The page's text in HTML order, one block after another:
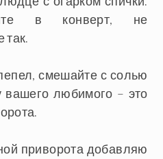
в конверт, не
так.
смешайте с солью
вашего любимого – это
приворота добавляю